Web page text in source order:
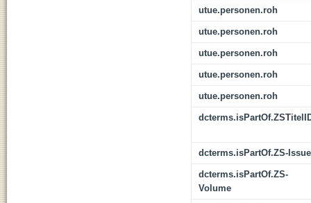
utue.personen.roh
utue.personen.roh
utue.personen.roh
utue.personen.roh
utue.personen.roh
dcterms.isPartOf.ZS-Issue
dcterms.isPartOf.ZS-
Volume